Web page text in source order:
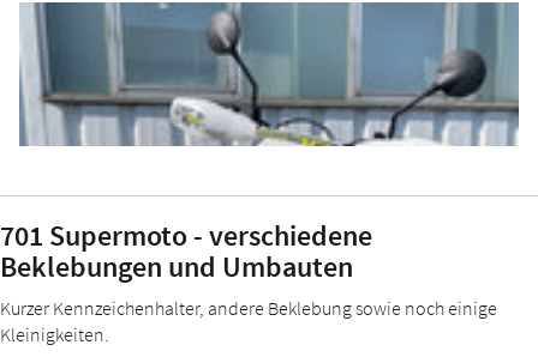
701 Supermoto - verschiedene
Beklebungen und Umbauten
Kurzer Kennzeichenhalter, andere Beklebung sowie noch einige
Kleinigkeiten.